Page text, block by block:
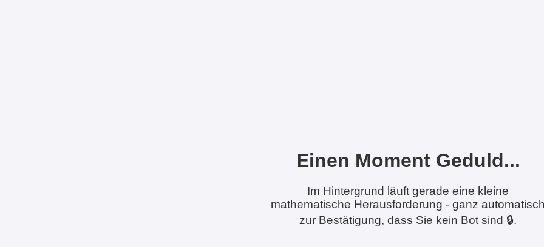
Einen Moment Geduld...
Im Hintergrund läuft gerade eine kleine
mathematische Herausforderung - ganz
zur Bestätigung, dass Sie kein Bot sind 🔒.